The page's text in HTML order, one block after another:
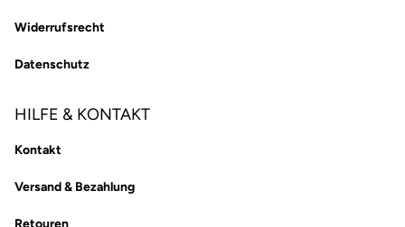
Widerrufsrecht
Datenschutz
HILFE & KONTAKT
Kontakt
Versand & Bezahlung